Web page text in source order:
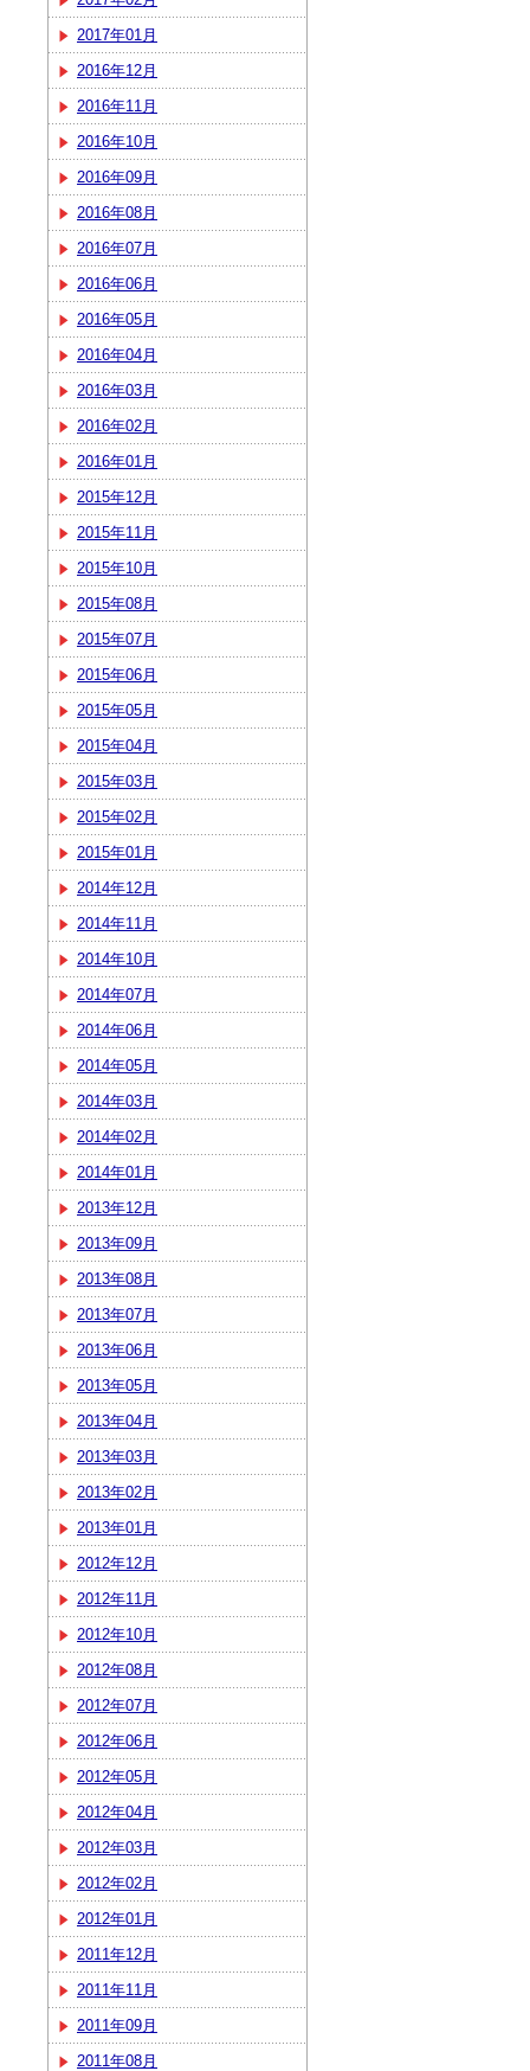
2017年01月
2016年12月
2016年11月
2016年10月
2016年09月
2016年08月
2016年07月
2016年06月
2016年05月
2016年04月
2016年03月
2016年02月
2016年01月
2015年12月
2015年11月
2015年10月
2015年08月
2015年07月
2015年06月
2015年05月
2015年04月
2015年03月
2015年02月
2015年01月
2014年12月
2014年11月
2014年10月
2014年07月
2014年06月
2014年05月
2014年03月
2014年02月
2014年01月
2013年12月
2013年09月
2013年08月
2013年07月
2013年06月
2013年05月
2013年04月
2013年03月
2013年02月
2013年01月
2012年12月
2012年11月
2012年10月
2012年08月
2012年07月
2012年06月
2012年05月
2012年04月
2012年03月
2012年02月
2012年01月
2011年12月
2011年11月
2011年09月
2011年08月